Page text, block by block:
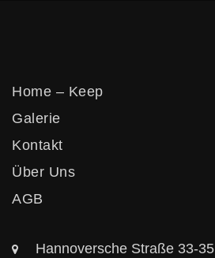
Home – Keep
Galerie
Kontakt
Über Uns
AGB
Hannoversche Straße 33-35